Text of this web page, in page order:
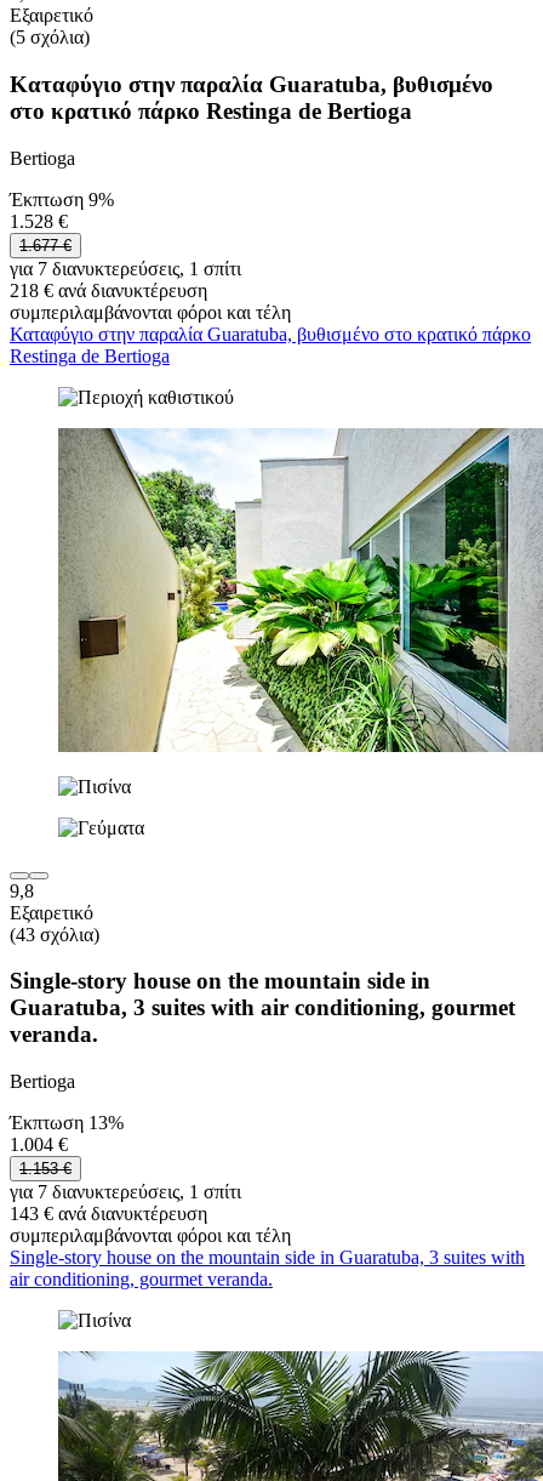
Εξαιρετικό
(5 σχόλια)
Καταφύγιο στην παραλία Guaratuba, βυθισμένο
στο κρατικό πάρκο Restinga de Bertioga
Bertioga
Έκπτωση 9%
1.528 €
1.677 €
για 7 διανυκτερεύσεις, 1 σπίτι
218 € ανά διανυκτέρευση
συμπεριλαμβάνονται φόροι και τέλη
Καταφύγιο στην παραλία Guaratuba, βυθισμένο στο κρατικό πάρκο
Restinga de Bertioga
9,8
Εξαιρετικό
(43 σχόλια)
Single-story house on the mountain side in
Guaratuba, 3 suites with air conditioning, gourmet
veranda.
Bertioga
Έκπτωση 13%
1.004 €
1.153 €
για 7 διανυκτερεύσεις, 1 σπίτι
143 € ανά διανυκτέρευση
συμπεριλαμβάνονται φόροι και τέλη
Single-story house on the mountain side in Guaratuba, 3 suites with
air conditioning, gourmet veranda.